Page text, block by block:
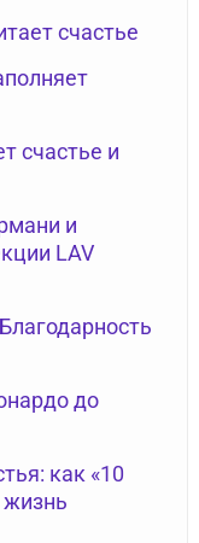
счастье
счастье и
и
LAV
до
как «10